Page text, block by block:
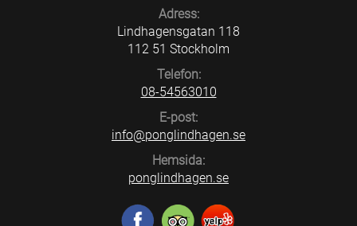
Adress:
Lindhagensgatan 118
112 51 Stockholm
Telefon:
08-54563010
E-post:
info@ponglindhagen.se
Hemsida:
ponglindhagen.se